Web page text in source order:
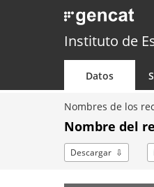
Instituto de
Datos
Nombres de los
Nombre del
Descargar